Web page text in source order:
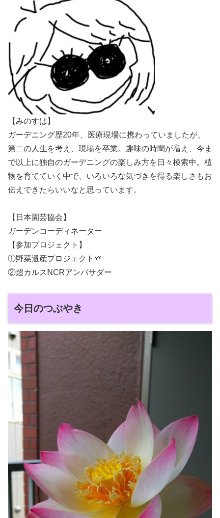
【みのすは】
ガーデニング歴20年、医療現場に携わっていましたが、
第二の人生を考え、現場を卒業。趣味の時間が増え、今ま
で以上に独自のガーデニングの楽しみ方を日々模索中。植
物を育てていく中で、いろいろな気づきを得る楽しさもお
伝えできたらいいなと思っています。
【日本園芸協会】
ガーデンコーディネーター
【参加プロジェクト】
①野菜遺産プロジェクト🌱
②超カルスNCRアンバサダー
今日のつぶやき